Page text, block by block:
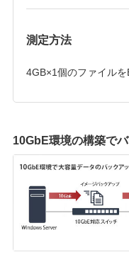
測定方法
4GB×1個のファイル
10GbE環境の構築で